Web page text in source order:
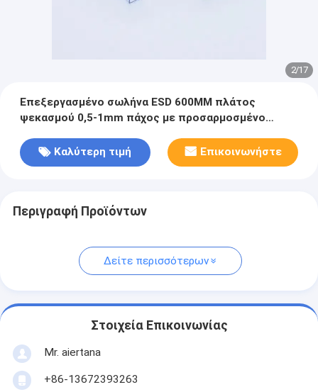
2/17
Επεξεργασμένο σωλήνα ESD 600MM πλάτος
ψεκασμού 0,5-1mm πάχος με προσαρμοσμένο
Καλύτερη τιμή
Επικοινωνήστε
Περιγραφή Προϊόντων
Δείτε περισσότερων
Στοιχεία Επικοινωνίας
Mr. aiertana
+86-13672393263